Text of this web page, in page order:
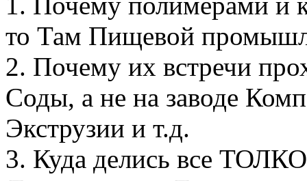
то Там Пищевой
2. Почему их встречи
Соды, а не на заводе
Экструзии и т.д.
3. Куда делись все